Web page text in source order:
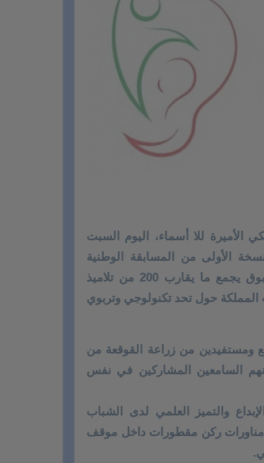
الأميرة للا أسماء، اليوم السبت
الأولى من المسابقة الوطنية
للروبوتات “Parking au Top”، التي تشكل حدثا غير مسبوق يجمع ما يقارب 200 من تلاميذ
المملكة حول تحد تكنولوجي وتربوي
من زراعة القوقعة من
السامعين المشاركين في نفس
والتميز العلمي لدى الشباب
مناورات رکن مقطورات داخل موقف